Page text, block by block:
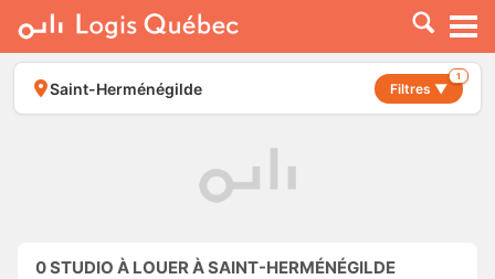
À LOUER
À VENDRE
PLACER UNE ANNONCE
Saint-Herménégilde Filtres ▼
1
0STUDIO À LOUER À SAINT-HERMÉNÉGILDE